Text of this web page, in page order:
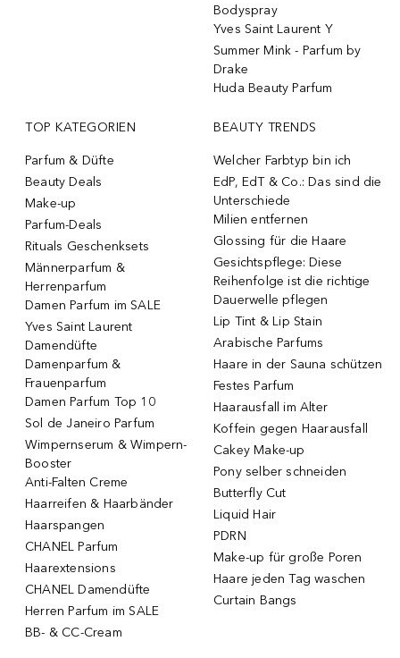
Bodyspray
Yves Saint Laurent Y
Summer Mink - Parfum by
Drake
Huda Beauty Parfum
TOP KATEGORIEN
Parfum & Düfte
Beauty Deals
Make-up
Parfum-Deals
Rituals Geschenksets
Männerparfum &
Herrenparfum
Damen Parfum im SALE
Yves Saint Laurent
Damendüfte
Damenparfum &
Frauenparfum
Damen Parfum Top 10
Sol de Janeiro Parfum
Wimpernserum & Wimpern-
Booster
Anti-Falten Creme
Haarreifen & Haarbänder
Haarspangen
CHANEL Parfum
Haarextensions
CHANEL Damendüfte
Herren Parfum im SALE
BB- & CC-Cream
BEAUTY TRENDS
Welcher Farbtyp bin ich
EdP, EdT & Co.: Das sind die
Unterschiede
Milien entfernen
Glossing für die Haare
Gesichtspflege: Diese
Reihenfolge ist die richtige
Dauerwelle pflegen
Lip Tint & Lip Stain
Arabische Parfums
Haare in der Sauna schützen
Festes Parfum
Haarausfall im Alter
Koffein gegen Haarausfall
Cakey Make-up
Pony selber schneiden
Butterfly Cut
Liquid Hair
PDRN
Make-up für große Poren
Haare jeden Tag waschen
Curtain Bangs